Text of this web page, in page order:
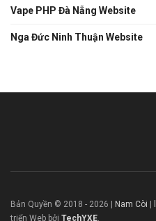
Vape PHP Đà Nẵng Website
Nga Đức Ninh Thuận Website
Bản Quyền © 2018 - 2026 Nam Còi
triển Web bởi TechYXE.